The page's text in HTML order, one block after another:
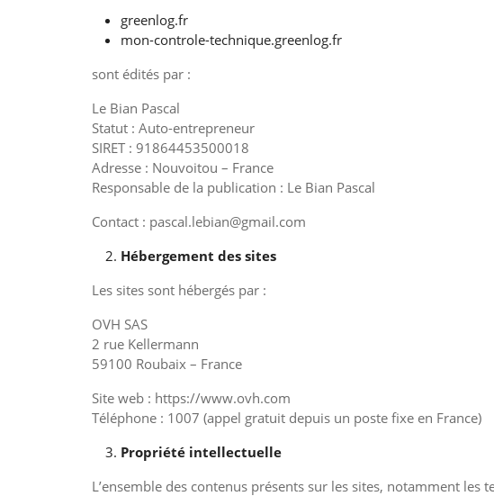
greenlog.fr
mon-controle-technique.greenlog.fr
sont édités par :
Le Bian Pascal
Statut : Auto-entrepreneur
SIRET : 91864453500018
Adresse : Nouvoitou – France
Responsable de la publication : Le Bian Pascal
Contact : pascal.lebian@gmail.com
Hébergement des sites
Les sites sont hébergés par :
OVH SAS
2 rue Kellermann
59100 Roubaix – France
Site web : https://www.ovh.com
Téléphone : 1007 (appel gratuit depuis un poste fixe en France)
Propriété intellectuelle
L’ensemble des contenus présents sur les sites, notamment